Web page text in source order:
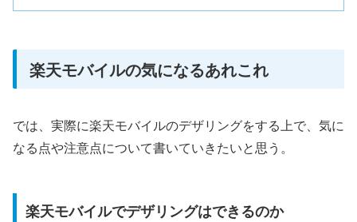
楽天モバイルの気になるあれこれ
では、実際に楽天モバイルのデザリングをする上で、気に
なる点や注意点について書いていきたいと思う。
楽天モバイルでデザリングはできるのか